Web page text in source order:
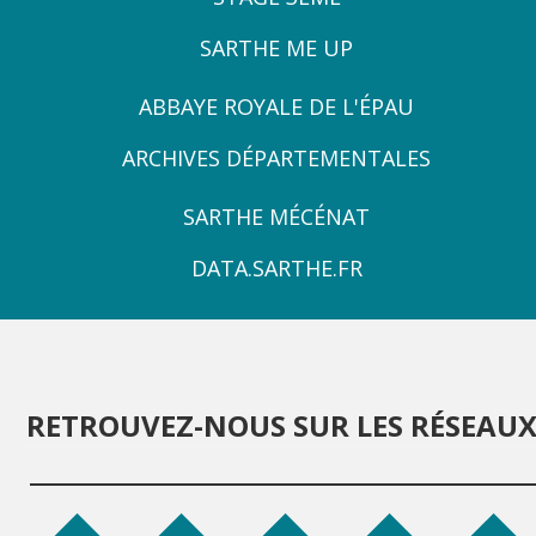
Emploi, insertion et logement
Développement des territoires,
transition énergétique
Usages et services numériques en
enseignement supérieur
SARTHE ME UP
ZONEABBAYE ROYALE DE L'ÉPAU
ARCHIVES DÉPARTEMENTALES
SARTHE MÉCÉNAT
DATA.SARTHE.FR
RETROUVEZ-NOUS SUR LES RÉSEAUX